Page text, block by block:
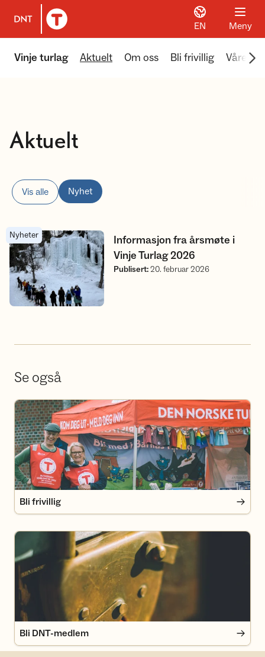
Til DNT.no forside
EN Meny
Vinje turlag Aktuelt Om oss Bli frivillig Våre
Aktuelt
Vis alle Nyhet
Informasjon fra årsmøte i Vinje Turlag 2026
Nyheter
Publisert:20. februar 2026
Informasjon fra årsmøte i
Vinje Turlag 2026
Se også
Bli frivillig
Bli frivillig
Bli DNT-medlem
Bli DNT-medlem